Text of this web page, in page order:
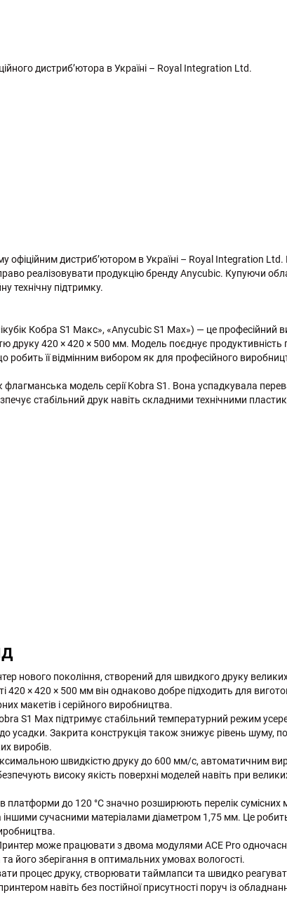
дистриб’ютора в Україні – Royal Integration Ltd.
дистриб’ютором в Україні – Royal Integration Ltd.
реалізовувати продукцію бренду Anycubic. Купуючи
технічну підтримку.
Кобра S1 Макс», «Anycubic S1 Max») — це професійний
друку 420 × 420 × 500 мм. Модель поєднує
робить її відмінним вибором як для професійного
модель серії Kobra S1. Вона успадкувала
стабільний друк навіть складними технічними
нового покоління, створений для швидкого друку
420 × 420 × 500 мм він однаково добре підходить для
макетів і серійного виробництва.
S1 Max підтримує стабільний температурний режим
усадки. Закрита конструкція також знижує рівень шуму,
виробів.
швидкістю друку до 600 мм/с, автоматичним
високу якість поверхні моделей навіть при
платформи до 120 °C значно розширюють перелік сумісних
іншими сучасними матеріалами діаметром 1,75 мм. Це
може працювати з двома модулями ACE Pro
його зберігання в оптимальних умовах вологості.
процес друку, створювати таймлапси та швидко
навіть без постійної присутності поруч із